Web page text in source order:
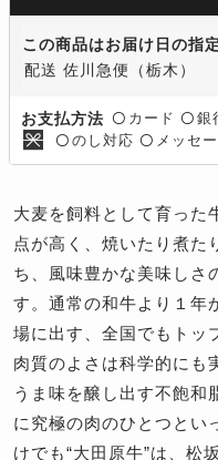
この商品はお届け日の指
配送 佐川急便（栃木）
お支払方法 〇 カード 〇 銀
〇 のし対応 〇 メッセ
大麦を飼料として育った
点が高く、焼いたり煮た
ち、風味豊かな美味しさ
す。通常の和牛より１年
場に出す、全国でもトッ
肉質のよさは科学的にも
うま味を醸し出す不飽和
に究極の肉のひとつとい
けでも“大田原牛”は、松